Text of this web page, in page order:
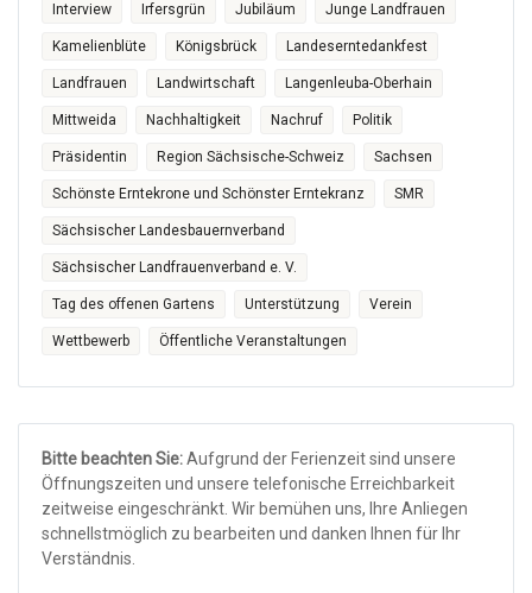
Interview Irfersgrün Jubiläum Junge Landfrauen
Kamelienblüte Königsbrück Landeserntedankfest
Landfrauen Landwirtschaft Langenleuba-Oberhain
Mittweida Nachhaltigkeit Nachruf Politik
Präsidentin Region Sächsische-Schweiz Sachsen
Schönste Erntekrone und Schönster Erntekranz SMR
Sächsischer Landesbauernverband
Sächsischer Landfrauenverband e. V.
Tag des offenen Gartens Unterstützung Verein
Wettbewerb Öffentliche Veranstaltungen
Bitte beachten Sie:Aufgrund der Ferienzeit sind unsere
Öffnungszeiten und unsere telefonische Erreichbarkeit
zeitweise eingeschränkt. Wir bemühen uns, Ihre Anliegen
schnellstmöglich zu bearbeiten und danken Ihnen für Ihr
Verständnis.